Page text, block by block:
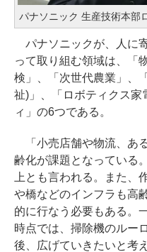
パナソニック 生産技術本部
パナソニックが、人に
って取り組む領域は、「
検」、「次世代農業」、
祉)」、「ロボティクス家
ィ」の6つである。
「小売店舗や物流、あ
齢化が課題となっている
上とも言われる。また、
や橋などのインフラも高
的に行なう必要もある。
時点では、掃除機のルー
後、広げていきたいと考